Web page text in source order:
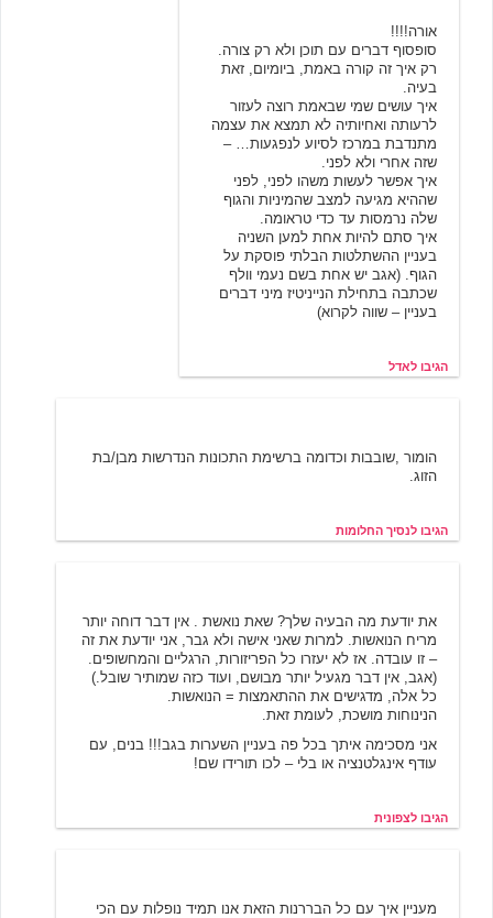
אורה!!!!
סופסוף דברים עם תוכן ולא רק צורה.
רק איך זה קורה באמת, ביומיום, זאת
בעיה.
איך עושים שמי שבאמת רוצה לעזור
לרעותה ואחיותיה לא תמצא את עצמה
מתנדבת במרכז לסיוע לנפגעות… –
שזה אחרי ולא לפני.
איך אפשר לעשות משהו לפני, לפני
שההיא מגיעה למצב שהמיניות והגוף
שלה נרמסות עד כדי טראומה.
איך סתם להיות אחת למען השניה
בעניין ההשתלטות הבלתי פוסקת על
הגוף. (אגב יש אחת בשם נעמי וולף
שכתבה בתחילת הנייניטיז מיני דברים
בעניין – שווה לקרוא)
הגיבו לאדל
הומור ,שובבות וכדומה ברשימת התכונות הנדרשות מבן/בת
הזוג.
הגיבו לנסיך החלומות
את יודעת מה הבעיה שלך? שאת נואשת . אין דבר דוחה יותר
מריח הנואשות. למרות שאני אישה ולא גבר, אני יודעת את זה
– זו עובדה. אז לא יעזרו כל הפריזורות, הרגליים והמחשופים.
(אגב, אין דבר מגעיל יותר מבושם, ועוד כזה שמותיר שובל.)
כל אלה, מדגישים את ההתאמצות = הנואשות.
הנינוחות מושכת, לעומת זאת.
אני מסכימה איתך בכל פה בעניין השערות בגב!!! בנים, עם
עודף אינגלטנציה או בלי – לכו תורידו שם!
הגיבו לצפונית
מעניין איך עם כל הבררנות הזאת אנו תמיד נופלות עם הכי